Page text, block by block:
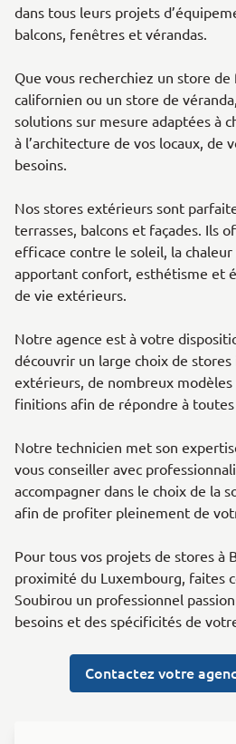
dans tous leurs projets
balcons, fenêtres et vérandas.
Que vous recherchiez un store
californien ou un store de
solutions sur mesure adaptées à
à l’architecture de vos locaux, de
besoins.
Nos stores extérieurs sont
terrasses, balcons et façades. Ils
efficace contre le soleil, la
apportant confort, esthétisme et
de vie extérieurs.
Notre agence est à votre
découvrir un large choix de
extérieurs, de nombreux
finitions afin de répondre à toutes
Notre technicien met son
vous conseiller avec
accompagner dans le choix de la
afin de profiter pleinement de
Pour tous vos projets de stores à
proximité du Luxembourg, faites
Soubirou un professionnel
besoins et des spécificités de
Contactez votre